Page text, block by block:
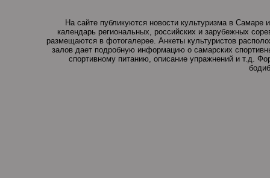
На сайте публикуются новости культуризма в
календарь региональных, российских и зарубежных
размещаются в фотогалерее. Анкеты культуристов
залов дает подробную информацию о самарских
спортивному питанию, описание упражнений и т.д.